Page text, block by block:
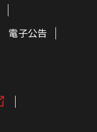
電子公告